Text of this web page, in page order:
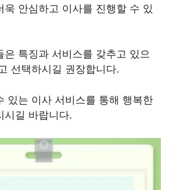
욱 안심하고 이사를 진행할 수 있
은 특징과 서비스를 갖추고 있으
선택하시길 권장합니다.
있는 이사 서비스를 통해 행복한
시길 바랍니다.